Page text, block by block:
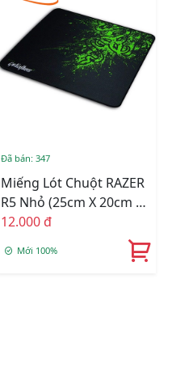
Đã bán: 347
Miếng Lót Chuột RAZER
R5 Nhỏ (25cm X 20cm X
2mm)
12.000 đ
Mới 100%